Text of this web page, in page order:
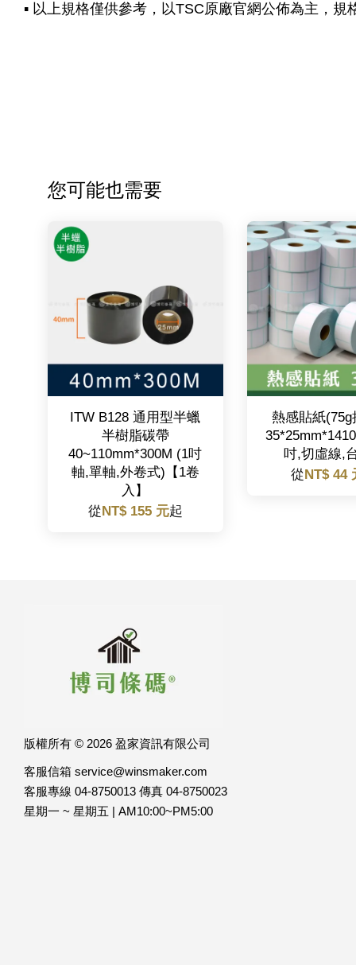
▪ 以上規格僅供參考，以TSC原廠官網公佈為主，規
您可能也需要
ITW B128 通用型半蠟
半樹脂碳帶
40~110mm*300M (1吋
軸,單軸,外卷式)【1卷
入】
從NT$ 155 元起
熱感貼紙(75g
吋,切虛線,
從NT$ 44
版權所有 © 2026 盈家資訊有限公司
客服信箱 service@winsmaker.com
客服專線 04-8750013 傳真 04-8750023
星期一 ~ 星期五 | AM10:00~PM5:00